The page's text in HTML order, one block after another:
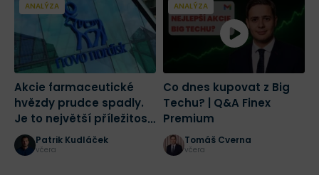
ANALÝZA
Akcie farmaceutické
hvězdy prudce spadly.
Je to největší příležitost
tohoto desetiletí?
Patrik Kudláček
včera
ANALÝZA
Co dnes kupovat z Big
Techu? | Q&A Finex
Premium
Tomáš Cverna
včera